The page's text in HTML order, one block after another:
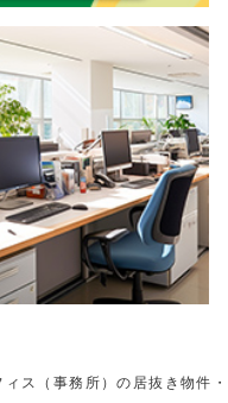
ィス（事務所）の居抜き物件